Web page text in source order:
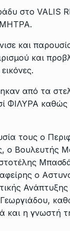
στο VALIS
και
και
από τα
ΦΙΛΥΡΑ
τους ο
ο Βουλευτής
ο
η γνωστή